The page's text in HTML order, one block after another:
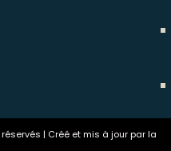
| Créé et mis à jour par la